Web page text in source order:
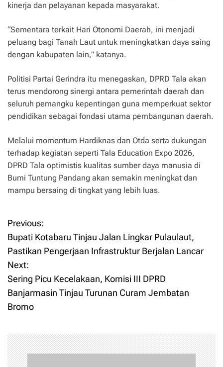
kinerja dan pelayanan kepada masyarakat.
“Sementara terkait Hari Otonomi Daerah, ini menjadi
peluang bagi Tanah Laut untuk meningkatkan daya saing
dengan kabupaten lain,” katanya.
Politisi Partai Gerindra itu menegaskan, DPRD Tala akan
terus mendorong sinergi antara pemerintah daerah dan
seluruh pemangku kepentingan guna memperkuat sektor
pendidikan sebagai fondasi utama pembangunan daerah.
Melalui momentum Hardiknas dan Otda serta dukungan
terhadap kegiatan seperti Tala Education Expo 2026,
DPRD Tala optimistis kualitas sumber daya manusia di
Bumi Tuntung Pandang akan semakin meningkat dan
mampu bersaing di tingkat yang lebih luas.
P
o
s
t
n
a
v
Previous:
Bupati Kotabaru Tinjau Jalan Lingkar Pulaulaut,
Pastikan Pengerjaan Infrastruktur Berjalan Lancar
Next:
Sering Picu Kecelakaan, Komisi III DPRD
Banjarmasin Tinjau Turunan Curam Jembatan
Bromo